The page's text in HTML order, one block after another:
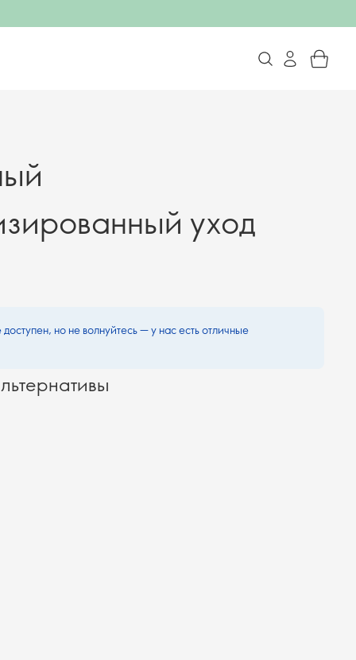
уход
но не волнуйтесь — у нас есть отличные